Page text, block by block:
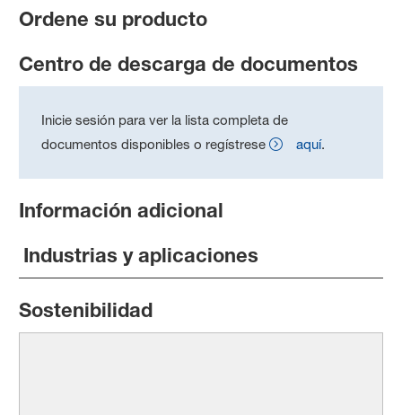
Ordene su producto
Centro de descarga de documentos
Inicie sesión para ver la lista completa de
documentos disponibles o regístrese
aquí.
Información adicional
Industrias y aplicaciones
Sostenibilidad